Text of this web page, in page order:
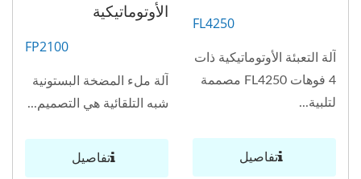
FL4250
آلة التعبئة الأوتوماتيكية ذات
4 فوهات FL4250 مصممة
لتلبية...
تفاصيل
الأوتوماتيكية
FP2100
آلة ملء المضخة البستونية
شبه التلقائية هي التصميم...
تفاصيل